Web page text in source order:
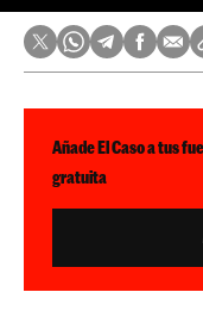
Añade El Caso a tus
gratuita